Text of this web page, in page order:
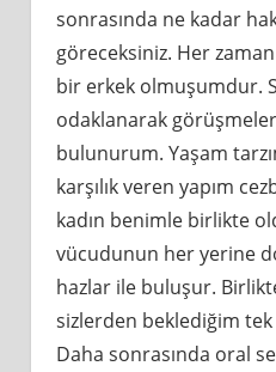
sonrasında ne kadar
göreceksiniz. Her
bir erkek olmuşumdur.
odaklanarak
bulunurum. Yaşam
karşılık veren yapım
kadın benimle birlikte
vücudunun her yerine
hazlar ile buluşur.
sizlerden beklediğim tek
Daha sonrasında oral